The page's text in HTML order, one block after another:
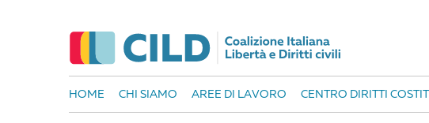
HOME CHI SIAMO AREE DI LAVORO CENTRO DIRITTI